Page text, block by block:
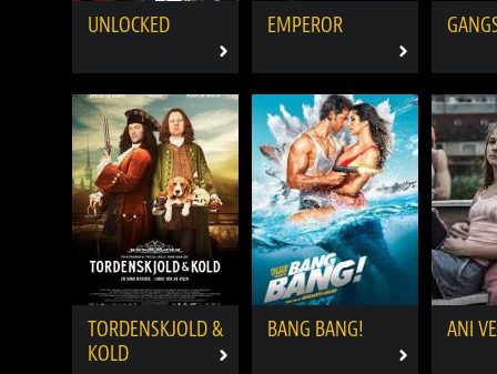
UNLOCKED EMPEROR
TORDENSKJOLD &
KOLD
BANG BANG! ANI